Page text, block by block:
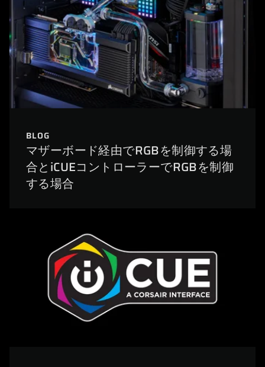
BLOG
マザーボード経由でRGBを制御する場
合とiCUEコントローラーでRGBを制御
する場合